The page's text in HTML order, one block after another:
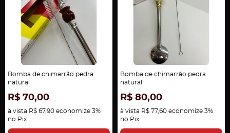
Bomba de chimarrão pedra
natural
R$ 70,00
à vista R$ 67,90 economize 3%
no Pix
Bomba de chimarrão pedra
natural
R$ 80,00
à vista R$ 77,60 economize 3%
no Pix